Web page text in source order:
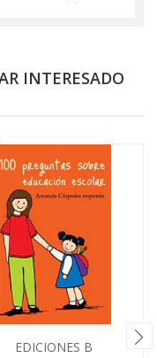
INTERESADO
EDICIONES B